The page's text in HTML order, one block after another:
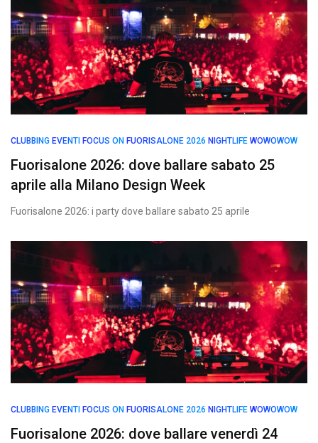
CLUBBING EVENTI FOCUS ON FUORISALONE 2026 NIGHTLIFE WOWOWOW
Fuorisalone 2026: dove ballare sabato 25
aprile alla Milano Design Week
Fuorisalone 2026: i party dove ballare sabato 25 aprile
CLUBBING EVENTI FOCUS ON FUORISALONE 2026 NIGHTLIFE WOWOWOW
Fuorisalone 2026: dove ballare venerdì 24